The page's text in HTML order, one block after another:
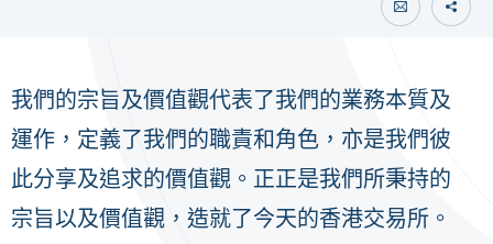
我們的宗旨及價值觀代表了我們的業務本質及
運作，定義了我們的職責和角色，亦是我們彼
此分享及追求的價值觀。正正是我們所秉持的
宗旨以及價值觀，造就了今天的香港交易所。